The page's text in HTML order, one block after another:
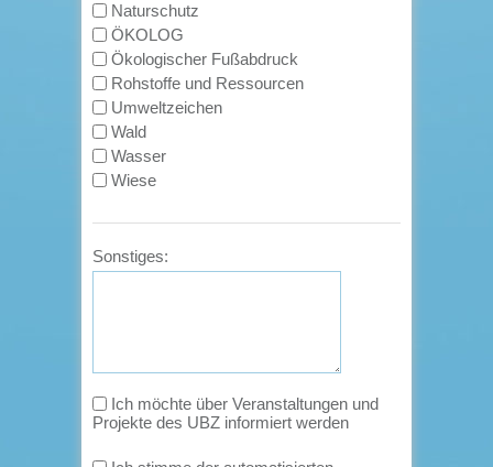
Naturschutz
ÖKOLOG
Ökologischer Fußabdruck
Rohstoffe und Ressourcen
Umweltzeichen
Wald
Wasser
Wiese
Sonstiges:
Projekte des UBZ informiert werden